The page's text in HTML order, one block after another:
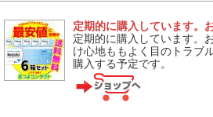
定期的に購入しています。
定期的に購入しています。
け心地ももよく目のトラブ
購入する予定です。